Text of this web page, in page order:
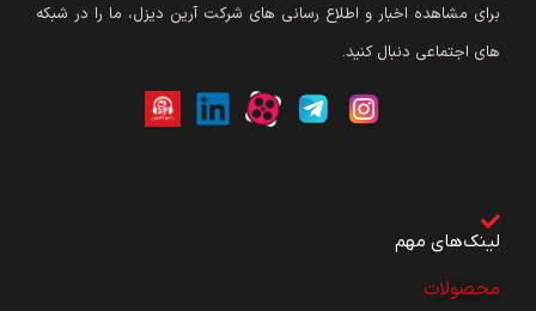
برای مشاهده اخبار و اطلاع رسانی های شرکت آرین دیزل، ما را در شبکه
های اجتماعی دنبال کنید.
لینک‌های مهم
محصولات